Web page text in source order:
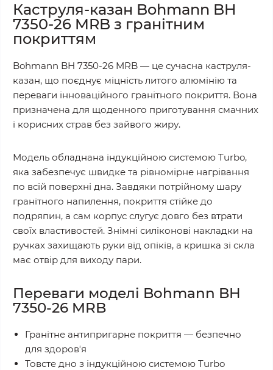
Каструля-казан Bohmann BH
7350-26 MRB з гранітним
покриттям
Bohmann BH 7350-26 MRB — це сучасна каструля-
казан, що поєднує міцність литого алюмінію та
переваги інноваційного гранітного покриття. Вона
призначена для щоденного приготування смачних
і корисних страв без зайвого жиру.
Модель обладнана індукційною системою Turbo,
яка забезпечує швидке та рівномірне нагрівання
по всій поверхні дна. Завдяки потрійному шару
гранітного напилення, покриття стійке до
подряпин, а сам корпус слугує довго без втрати
своїх властивостей. Знімні силіконові накладки на
ручках захищають руки від опіків, а кришка зі скла
має отвір для виходу пари.
Переваги моделі Bohmann BH
7350-26 MRB
Гранітне антипригарне покриття — безпечно
для здоровʼя
Товсте дно з індукційною системою Turbo